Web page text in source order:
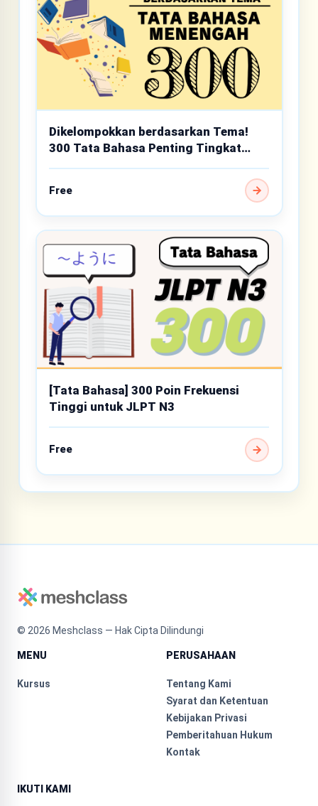
Dikelompokkan berdasarkan Tema!
300 Tata Bahasa Penting Tingkat
Free
[Tata Bahasa] 300 Poin Frekuensi
Tinggi untuk JLPT N3
Free
© 2026 Meshclass — Hak Cipta Dilindungi
MENU
Kursus
PERUSAHAAN
Tentang Kami
Syarat dan Ketentuan
Kebijakan Privasi
Pemberitahuan Hukum
Kontak
IKUTI KAMI